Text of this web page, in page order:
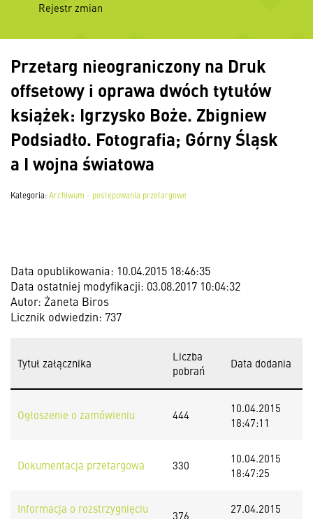
Rejestr zmian
Przetarg nieograniczony na Druk
offsetowy i oprawa dwóch tytułów
książek: Igrzysko Boże. Zbigniew
Podsiadło. Fotografia; Górny Śląsk
a I wojna światowa
Kategoria:Archiwum - postępowania przetargowe
Data opublikowania: 10.04.2015 18:46:35
Data ostatniej modyfikacji: 03.08.2017 10:04:32
Autor: Żaneta Biros
Licznik odwiedzin: 737
Tytuł załącznika
Liczba
pobrań
Data dodania
Ogłoszenie o zamówieniu 444
10.04.2015
18:47:11
Dokumentacja przetargowa 330
10.04.2015
18:47:25
Informacja o rozstrzygnięciu
376
27.04.2015